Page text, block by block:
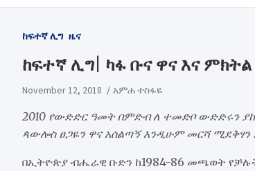
ከፍተኛ ሊግ ዜና
ከፍተኛ ሊግ| ካፋ ቡና ዋና እና
November 12, 2018 አምሐ ተስፋዬ
2010 የውድድር ዓመት በምድብ ለ ተመድቦ ውድድሩን
ጳውሎስ ፀጋዬን ዋና አሰልጣኝ እንዲሁም መርሻ ሚደቅፃን
በኢትዮጵያ ብሔራዊ ቡድን ከ1984-86 መጫወት